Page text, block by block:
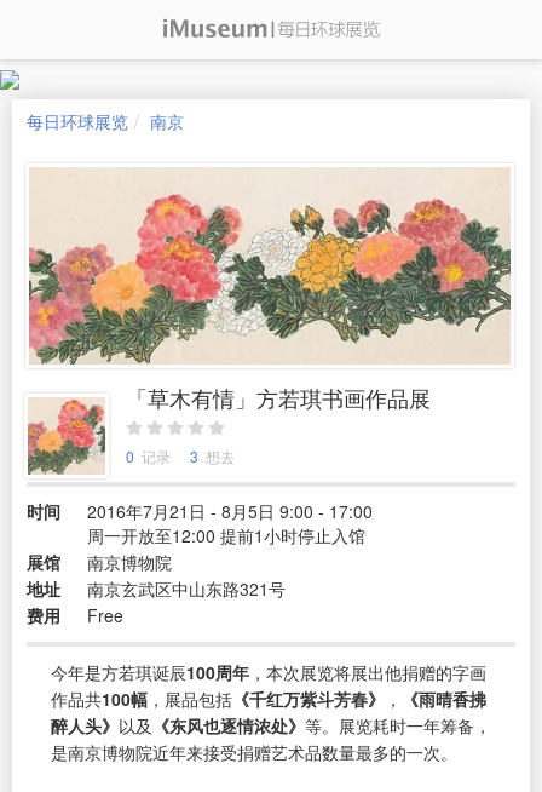
每日环球展览 南京
「草木有情」方若琪书画作品展
0 记录 3 想去
时间
2016年7月21日 - 8月5日 9:00 - 17:00
周一开放至12:00 提前1小时停止入馆
展馆
南京博物院
地址
南京玄武区中山东路321号
费用
Free
今年是方若琪诞辰100周年 ，本次展览将展出他捐赠的字画
作品共100幅 ，展品包括 《千红万紫斗芳春》 ，
《雨晴香拂
醉人头》 以及 《东风也逐情浓处》 等。展览耗时一年筹备，
是南京博物院近年来接受捐赠艺术品数量最多的一次。